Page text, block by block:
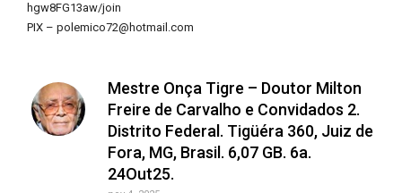
hgw8FG13aw/join
PIX – polemico72@hotmail.com
Mestre Onça Tigre – Doutor Milton
Freire de Carvalho e Convidados 2.
Distrito Federal. Tigüéra 360, Juiz de
Fora, MG, Brasil. 6,07 GB. 6a.
24Out25.